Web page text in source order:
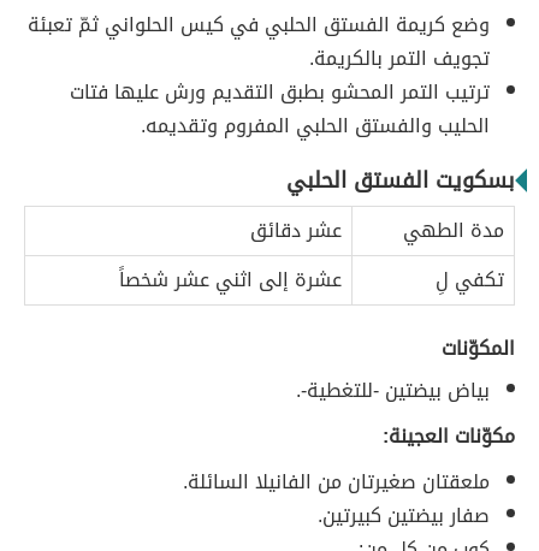
وضع كريمة الفستق الحلبي في كيس الحلواني ثمّ تعبئة
تجويف التمر بالكريمة.
ترتيب التمر المحشو بطبق التقديم ورش عليها فتات
الحليب والفستق الحلبي المفروم وتقديمه.
بسكويت الفستق الحلبي
مدة الطهي
عشر دقائق
تكفي لِ
عشرة إلى اثني عشر شخصاً
المكوّنات
بياض بيضتين -للتغطية-.
مكوّنات العجينة:
ملعقتان صغيرتان من الفانيلا السائلة.
صفار بيضتين كبيرتين.